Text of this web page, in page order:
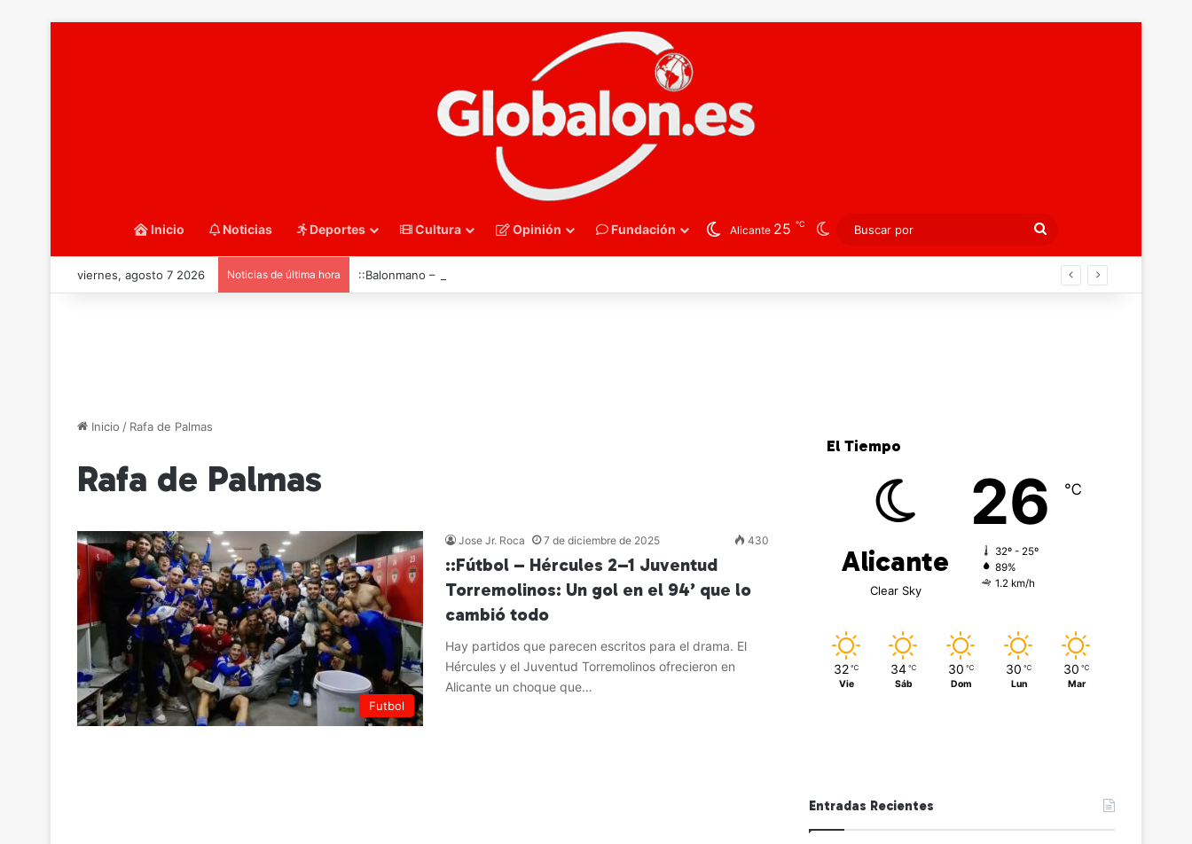
Inicio Noticias Deportes Cultura Opinión Fundación Alicante 25 ℃ Switch skin
Buscar
por
viernes, agosto 7 2026 Noticias de última hora ::Balonmano – España derriba a Francia y se instala en las semifinales del Europeo juvenil
Inicio / Rafa de Palmas
Rafa de Palmas
Futbol
Jose Jr. Roca 7 de diciembre de 2025 430
::Fútbol – Hércules 2–1 Juventud
Torremolinos: Un gol en el 94’ que lo
cambió todo
Hay partidos que parecen escritos para el drama. El
Hércules y el Juventud Torremolinos ofrecieron en
Alicante un choque que…
El Tiempo
Alicante
Clear Sky
26 ℃
32º - 25º
89%
1.2 km/h
32 ℃
Vie
34 ℃
Sáb
30 ℃
Dom
30 ℃
Lun
30 ℃
Mar
Entradas Recientes